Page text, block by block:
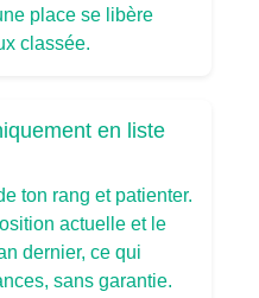
place se libère
classée.
en liste
ton rang et patienter.
actuelle et le
dernier, ce qui
sans garantie.